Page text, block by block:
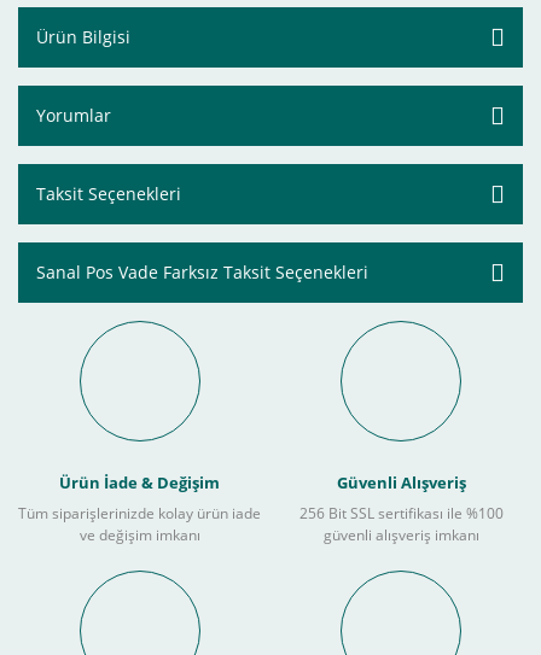
Ürün Bilgisi
Yorumlar
Taksit Seçenekleri
Sanal Pos Vade Farksız Taksit Seçenekleri
Ürün İade & Değişim
Tüm siparişlerinizde kolay ürün iade
ve değişim imkanı
Güvenli Alışveriş
256 Bit SSL sertifikası ile %100
güvenli alışveriş imkanı